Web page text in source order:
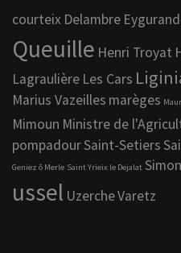
courteix Delambre
Queuille Henri Troyat
Lagraulière Les Cars
Marius Vazeilles marèges
Mimoun Ministre de
pompadourSaint-Setiers
Geniez ô Merle Saint Yrieix le Dejalat
ussel UzercheVaretz